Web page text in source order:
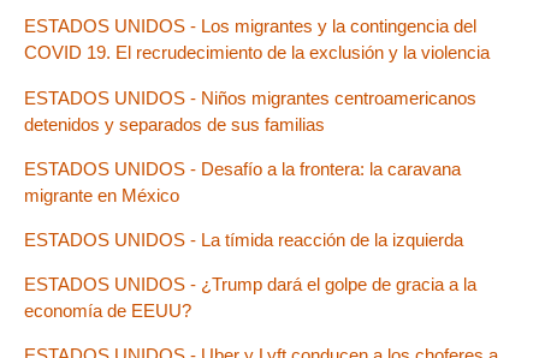
ESTADOS UNIDOS - Los migrantes y la contingencia del
COVID 19. El recrudecimiento de la exclusión y la violencia
ESTADOS UNIDOS - Niños migrantes centroamericanos
detenidos y separados de sus familias
ESTADOS UNIDOS - Desafío a la frontera: la caravana
migrante en México
ESTADOS UNIDOS - La tímida reacción de la izquierda
ESTADOS UNIDOS - ¿Trump dará el golpe de gracia a la
economía de EEUU?